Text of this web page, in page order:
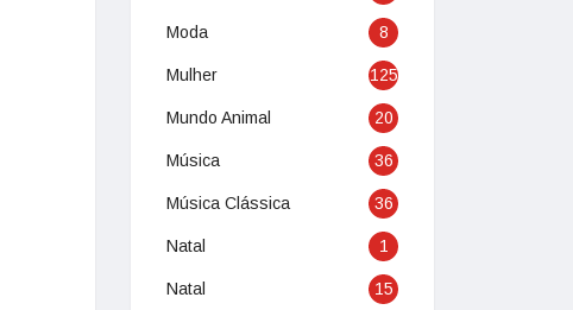
Moda 8
Mulher 125
Mundo Animal 20
Música 36
Música Clássica 36
Natal 1
Natal 15